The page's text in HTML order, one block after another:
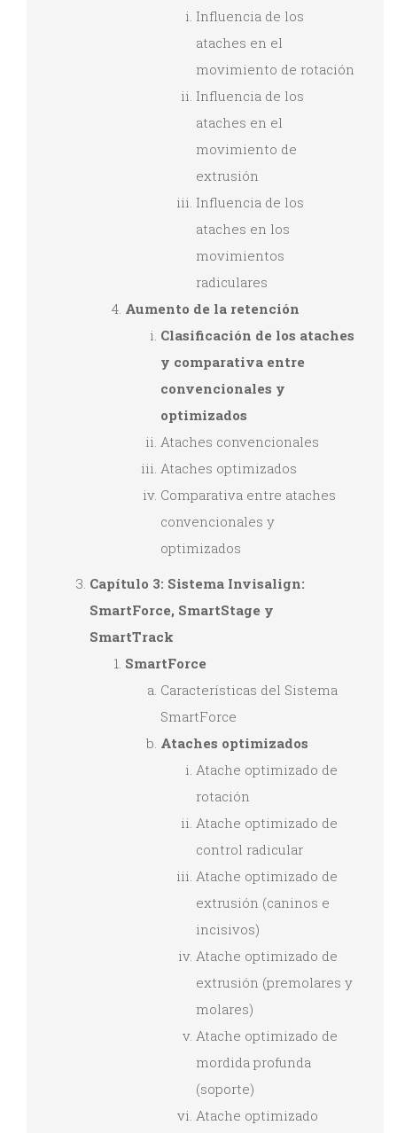
Influencia de los
ataches en el
movimiento de rotación
Influencia de los
ataches en el
movimiento de
extrusión
Influencia de los
ataches en los
movimientos
radiculares
Aumento de la retención
Clasificación de los ataches
y comparativa entre
convencionales y
optimizados
Ataches convencionales
Ataches optimizados
Comparativa entre ataches
convencionales y
optimizados
Capítulo 3: Sistema Invisalign:
SmartForce, SmartStage y
SmartTrack
SmartForce
Características del Sistema
SmartForce
Ataches optimizados
Atache optimizado de
rotación
Atache optimizado de
control radicular
Atache optimizado de
extrusión (caninos e
incisivos)
Atache optimizado de
extrusión (premolares y
molares)
Atache optimizado de
mordida profunda
(soporte)
Atache optimizado